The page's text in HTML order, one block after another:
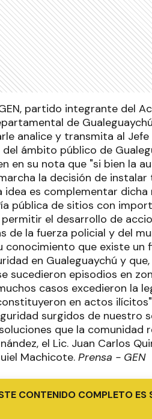
partido integrante del
de
analice y transmita al
ámbito público de
en su nota que "si bien la
la decisión de
idea es complementar
pública de sitios con
el desarrollo de
de la fuerza policial y del
conocimiento que existe
en Gualeguaychú y
sucedieron episodios en
casos excedieron la
en actos
surgidos de nuestro
que la
el Lic. Juan Carlos
Machicote. Prensa - GEN
CONTENIDO COMPLETO ES